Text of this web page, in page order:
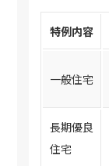
特例内容
一般住宅
長期優良
住宅